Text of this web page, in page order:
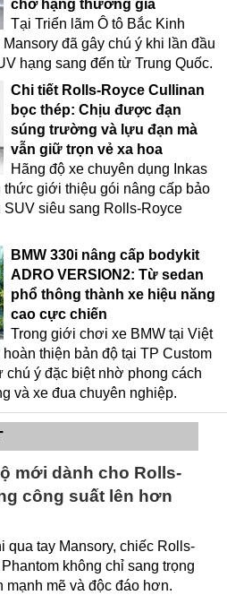
chờ hạng thương gia
Tại Triển lãm Ô tô Bắc Kinh
đã gây chú ý khi lần đầu
hạng sang đến từ Trung Quốc.
Chi tiết Rolls-Royce Cullinan
bọc thép: Chịu được đạn
súng trường và lựu đạn mà
vẫn giữ trọn vẻ xa hoa
Hãng độ xe chuyên dụng Inkas
giới thiệu gói nâng cấp bảo
siêu sang Rolls-Royce
BMW 330i nâng cấp bodykit
ADRO VERSION2: Từ sedan
phổ thông thành xe hiệu năng
cao cực chiến
Trong giới chơi xe BMW tại Việt
thiện bản độ tại TP Custom
chú ý đặc biệt nhờ phong cách
và xe đua chuyên nghiệp.
mới dành cho Rolls-
công suất lên hơn
qua tay Mansory, chiếc Rolls-
không chỉ sang trọng
mạnh mẽ và độc đáo hơn.